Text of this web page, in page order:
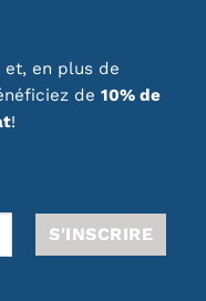
et, en plus de
de 10% de
!